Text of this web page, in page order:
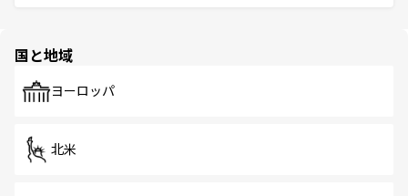
で、ホーカーズは地元の風情を楽しめる外せないスポット
国と地域
ヨーロッパ
北米